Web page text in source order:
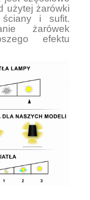
użytej żarówki
i sufit.
żarówek
efektu